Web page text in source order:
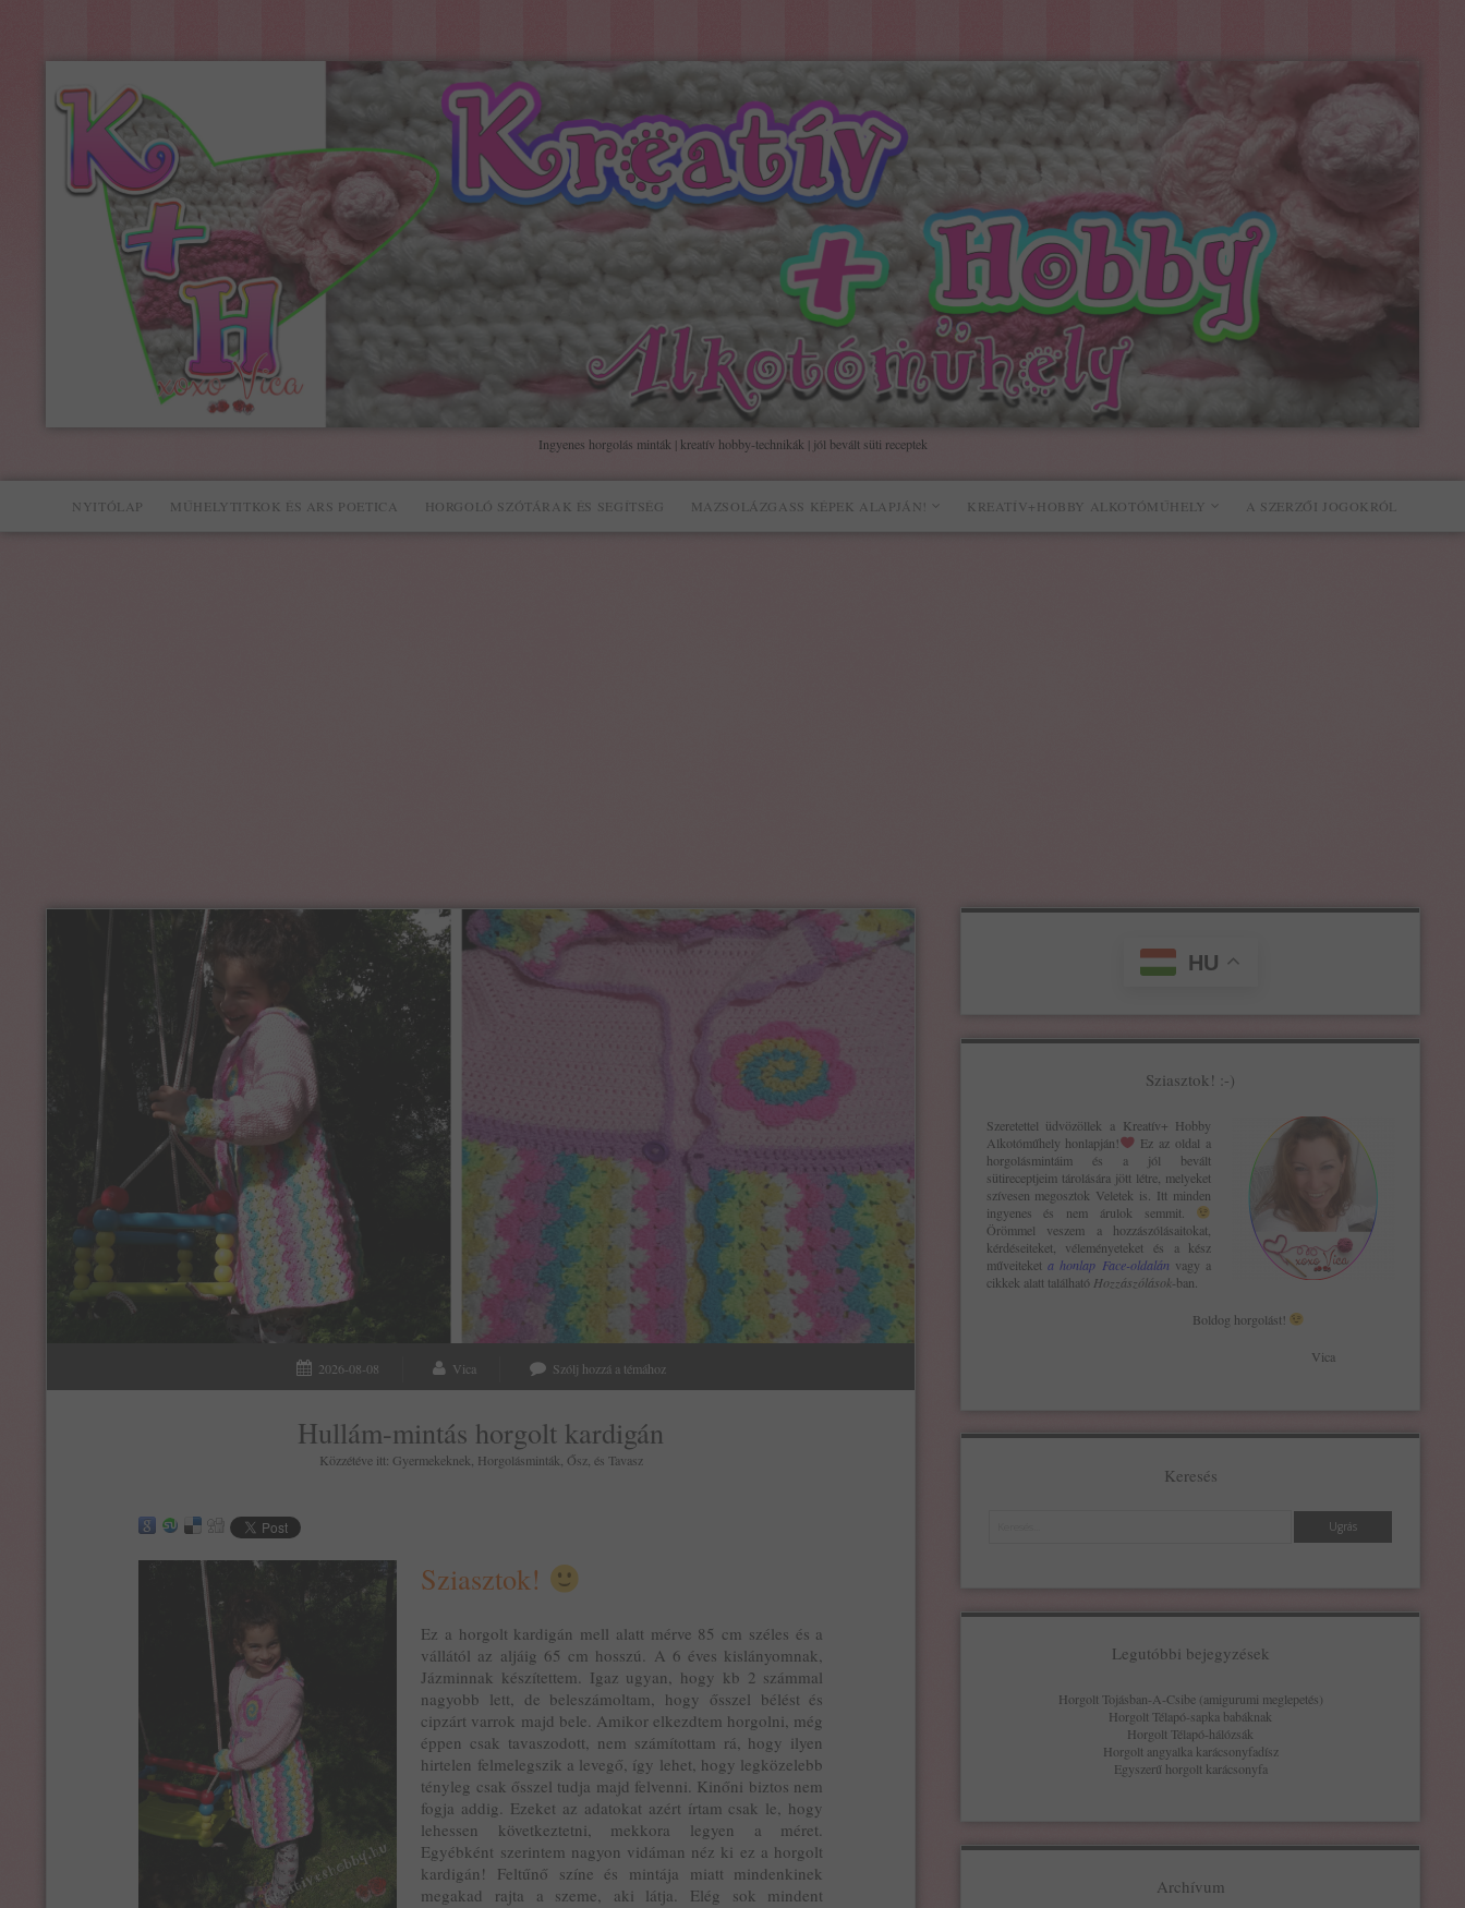
Kreatív+Hobby
Alkotóműhely
Ingyenes horgolás minták | kreatív hobby-technikák | jól bevált süti receptek
NYITÓLAP MŰHELYTITKOK ÉS ARS POETICA HORGOLÓ SZÓTÁRAK ÉS SEGÍTSÉG MAZSOLÁZGASS KÉPEK ALAPJÁN! KREATÍV+HOBBY ALKOTÓMŰHELY A SZERZŐI JOGOKRÓL
2026-08-08 Vica Szólj hozzá a témához
Hullám-mintás horgolt kardigán
Közzétéve itt: Gyermekeknek, Horgolásminták, Ősz, és Tavasz
Sziasztok!
Ez a horgolt kardigán mell alatt mérve 85 cm széles és a
vállától az aljáig 65 cm hosszú. A 6 éves kislányomnak,
Jázminnak készítettem. Igaz ugyan, hogy kb 2 számmal
nagyobb lett, de beleszámoltam, hogy ősszel bélést és
cipzárt varrok majd bele. Amikor elkezdtem horgolni, még
éppen csak tavaszodott, nem számítottam rá, hogy ilyen
hirtelen felmelegszik a levegő, így lehet, hogy legközelebb
tényleg csak ősszel tudja majd felvenni. Kinőni biztos nem
fogja addig. Ezeket az adatokat azért írtam csak le, hogy
lehessen következtetni, mekkora legyen a méret.
Egyébként szerintem nagyon vidáman néz ki ez a horgolt
kardigán! Feltűnő színe és mintája miatt mindenkinek
megakad rajta a szeme, aki látja. Elég sok mindent
HU
Sziasztok! :-)
Szeretettel üdvözöllek a Kreatív+ Hobby
Alkotóműhely honlapján!
Ez az oldal a
horgolásmintáim és a jól bevált
sütireceptjeim tárolására jött létre, melyeket
szívesen megosztok Veletek is. Itt minden
ingyenes és nem árulok semmit.
Örömmel veszem a hozzászólásaitokat,
kérdéseiteket, véleményeteket és a kész
műveiteket a honlap Face-oldalán vagy a
cikkek alatt található Hozzászólások-ban.
Boldog horgolást!
Vica
Keresés
Legutóbbi bejegyzések
Horgolt Tojásban-A-Csibe (amigurumi meglepetés)
Horgolt Télapó-sapka babáknak
Horgolt Télapó-hálózsák
Horgolt angyalka karácsonyfadísz
Egyszerű horgolt karácsonyfa
Archívum